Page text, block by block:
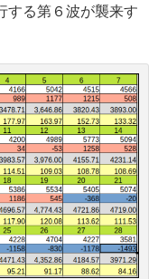
する第６波が襲来す